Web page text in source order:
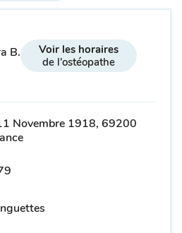
B.
Voir les horaires
de l'ostéopathe
Novembre 1918, 69200